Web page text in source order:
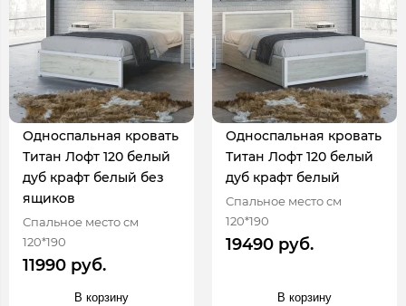
Односпальная кровать
Титан Лофт 120 белый
дуб крафт белый без
ящиков
Спальное место см
120*190
11990 руб.
В корзину
Односпальная кровать
Титан Лофт 120 белый
дуб крафт белый
Спальное место см
120*190
19490 руб.
В корзину